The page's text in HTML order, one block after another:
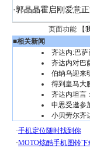
·郭晶晶霍启刚爱意
页面功能 【
■相关新闻
齐达内:巴萨
齐达内对巴
伯纳乌迎来
得到皇马大
齐达内坦言
申思受邀参
小贝劳尔齐